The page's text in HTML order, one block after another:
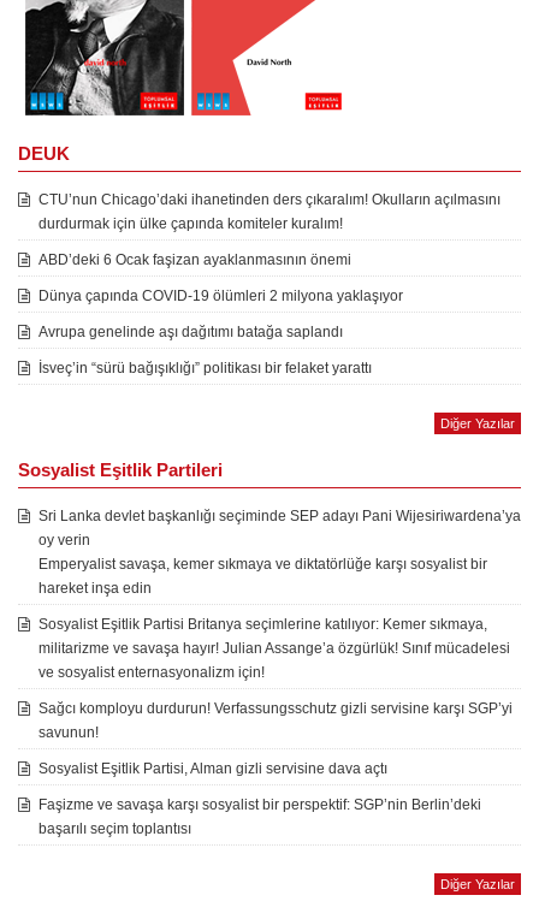
DEUK
CTU’nun Chicago’daki ihanetinden ders çıkaralım! Okulların açılmasını
durdurmak için ülke çapında komiteler kuralım!
ABD’deki 6 Ocak faşizan ayaklanmasının önemi
Dünya çapında COVID-19 ölümleri 2 milyona yaklaşıyor
Avrupa genelinde aşı dağıtımı batağa saplandı
İsveç’in “sürü bağışıklığı” politikası bir felaket yarattı
Diğer Yazılar
Sosyalist Eşitlik Partileri
Sri Lanka devlet başkanlığı seçiminde SEP adayı Pani Wijesiriwardena’ya
oy verin
Emperyalist savaşa, kemer sıkmaya ve diktatörlüğe karşı sosyalist bir
hareket inşa edin
Sosyalist Eşitlik Partisi Britanya seçimlerine katılıyor: Kemer sıkmaya,
militarizme ve savaşa hayır! Julian Assange’a özgürlük! Sınıf mücadelesi
ve sosyalist enternasyonalizm için!
Sağcı komployu durdurun! Verfassungsschutz gizli servisine karşı SGP’yi
savunun!
Sosyalist Eşitlik Partisi, Alman gizli servisine dava açtı
Faşizme ve savaşa karşı sosyalist bir perspektif: SGP’nin Berlin’deki
başarılı seçim toplantısı
Diğer Yazılar